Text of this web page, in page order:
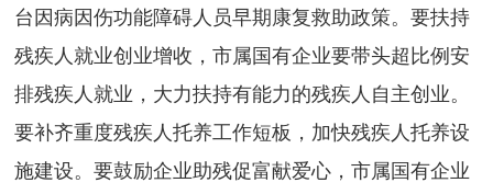
台因病因伤功能障碍人员早期康复救助政策。要扶持
残疾人就业创业增收，市属国有企业要带头超比例安
排残疾人就业，大力扶持有能力的残疾人自主创业。
要补齐重度残疾人托养工作短板，加快残疾人托养设
施建设。要鼓励企业助残促富献爱心，市属国有企业